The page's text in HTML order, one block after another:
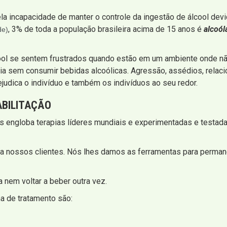
incapacidade de manter o controle da ingestão de álcool
, 3% de toda a população brasileira acima de 15 anos é
se sentem frustrados quando estão em um ambiente onde
sem consumir bebidas alcoólicas. Agressão, assédios,
o indivíduo e também os indivíduos ao seu redor.
terapias líderes mundiais e experimentadas e
nossos clientes. Nós lhes damos as ferramentas para
nem voltar a beber outra vez.
de tratamento são: